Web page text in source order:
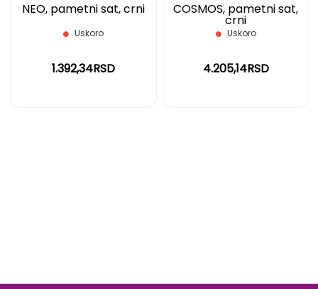
NEO, pametni sat, crni
Uskoro
1.392,34RSD
COSMOS, pametni sat,
crni
Uskoro
4.205,14RSD